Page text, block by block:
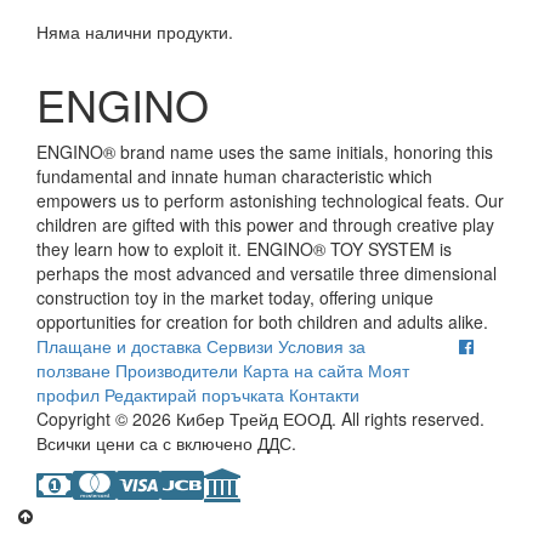
Няма налични продукти.
ENGINO
ENGINO® brand name uses the same initials, honoring this
fundamental and innate human characteristic which
empowers us to perform astonishing technological feats. Our
children are gifted with this power and through creative play
they learn how to exploit it. ENGINO® TOY SYSTEM is
perhaps the most advanced and versatile three dimensional
construction toy in the market today, offering unique
opportunities for creation for both children and adults alike.
Плащане и доставка Сервизи Условия за
ползване Производители Карта на сайта Моят
профил Редактирай поръчката Контакти
Copyright © 2026 Кибер Трейд ЕООД. All rights reserved.
Всички цени са с включено ДДС.